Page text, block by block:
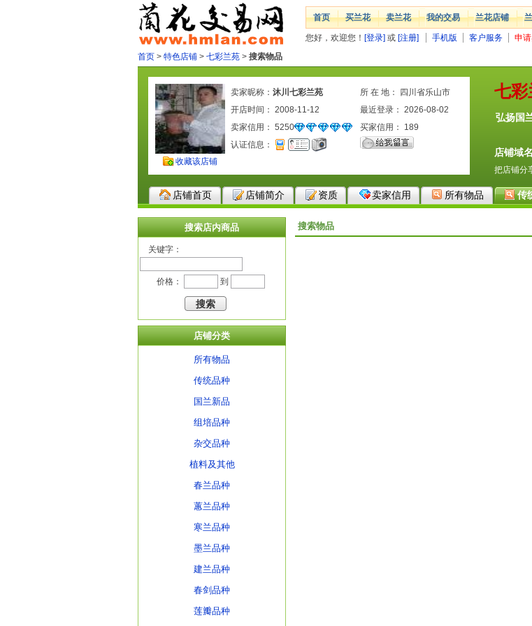
首页 买兰花 卖兰花 我的交易 兰花店铺
您好，欢迎您！ [登录] 或 [注册] 手机版 客户服务 申
首页 > 特色店铺 > 七彩兰苑 > 搜索物品
七彩
弘扬国
店铺域
把店铺分
收藏该店铺
卖家昵称： 沐川七彩兰苑
所 在 地： 四川省乐山市
开店时间： 2008-11-12
最近登录： 2026-08-02
卖家信用： 5250 买家信用： 189
认证信息：
店铺首页 店铺简介 资质 卖家信用 所有物品 传
搜索店内商品
关键字：
价格： 到
店铺分类
所有物品
传统品种
国兰新品
组培品种
杂交品种
植料及其他
春兰品种
蕙兰品种
寒兰品种
墨兰品种
建兰品种
春剑品种
莲瓣品种
搜索物品